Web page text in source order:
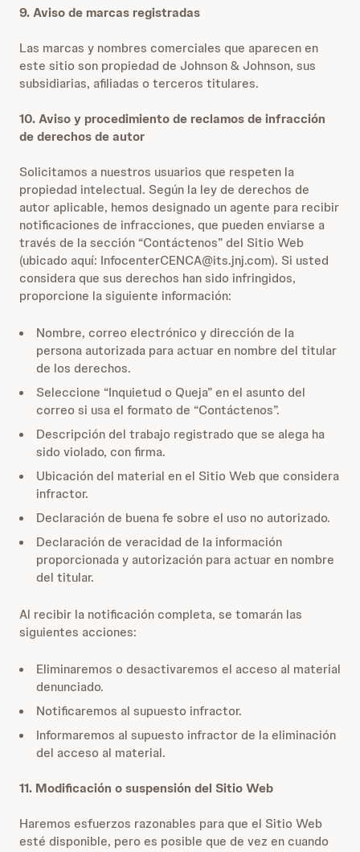
9. Aviso de marcas registradas
Las marcas y nombres comerciales que aparecen en
este sitio son propiedad de Johnson & Johnson, sus
subsidiarias, afiliadas o terceros titulares.
10. Aviso y procedimiento de reclamos de infracción
de derechos de autor
Solicitamos a nuestros usuarios que respeten la
propiedad intelectual. Según la ley de derechos de
autor aplicable, hemos designado un agente para recibir
notificaciones de infracciones, que pueden enviarse a
través de la sección “Contáctenos” del Sitio Web
(ubicado aquí: InfocenterCENCA@its.jnj.com). Si usted
considera que sus derechos han sido infringidos,
proporcione la siguiente información:
Nombre, correo electrónico y dirección de la
persona autorizada para actuar en nombre del titular
de los derechos.
Seleccione “Inquietud o Queja” en el asunto del
correo si usa el formato de “Contáctenos”.
Descripción del trabajo registrado que se alega ha
sido violado, con firma.
Ubicación del material en el Sitio Web que considera
infractor.
Declaración de buena fe sobre el uso no autorizado.
Declaración de veracidad de la información
proporcionada y autorización para actuar en nombre
del titular.
Al recibir la notificación completa, se tomarán las
siguientes acciones:
Eliminaremos o desactivaremos el acceso al material
denunciado.
Notificaremos al supuesto infractor.
Informaremos al supuesto infractor de la eliminación
del acceso al material.
11. Modificación o suspensión del Sitio Web
Haremos esfuerzos razonables para que el Sitio Web
esté disponible, pero es posible que de vez en cuando